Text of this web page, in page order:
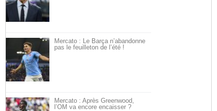
Mercato : Le Barça n’abandonne
pas le feuilleton de l’été !
Mercato : Après Greenwood,
l’OM va encore encaisser ?